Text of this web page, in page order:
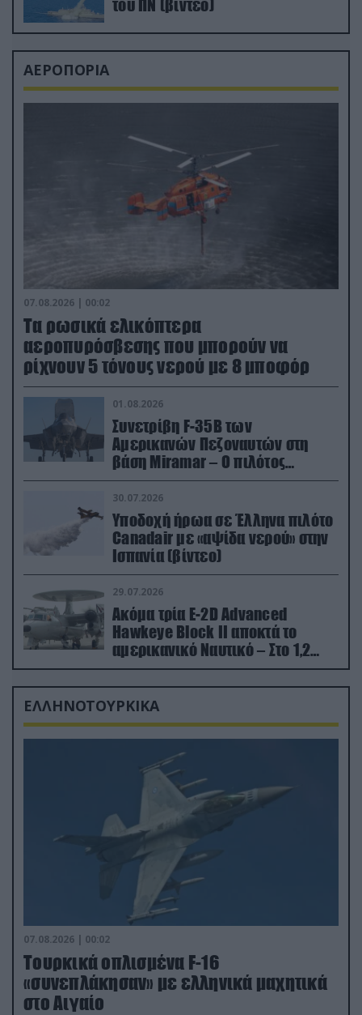
του ΠΝ (βίντεο)
ΑΕΡΟΠΟΡΙΑ
07.08.2026 | 00:02
Τα ρωσικά ελικόπτερα
αεροπυρόσβεσης που μπορούν να
ρίχνουν 5 τόνους νερού με 8 μποφόρ
01.08.2026
Συνετρίβη F-35B των
Αμερικανών Πεζοναυτών στη
βάση Miramar – Ο πιλότος
εκτινάχθηκε εγκαίρως
30.07.2026
Υποδοχή ήρωα σε Έλληνα πιλότο
Canadair με «αψίδα νερού» στην
Ισπανία (βίντεο)
29.07.2026
Ακόμα τρία E-2D Advanced
Hawkeye Block II αποκτά το
αμερικανικό Ναυτικό – Στο 1,2
δισ.δολάρια το κόστος
ΕΛΛΗΝΟΤΟΥΡΚΙΚΑ
07.08.2026 | 00:02
Τουρκικά οπλισμένα F-16
«συνεπλάκησαν» με ελληνικά μαχητικά
στο Αιγαίο